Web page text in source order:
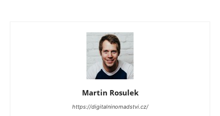
Martin Rosulek
https://digitalninomadstvi.cz/